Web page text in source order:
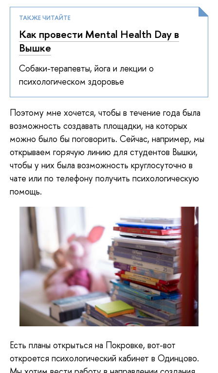
ТАКЖЕ ЧИТАЙТЕ
Как провести Mental Health Day в
Вышке
Собаки-терапевты, йога и лекции о
психологическом здоровье
Поэтому мне хочется, чтобы в течение года была
возможность создавать площадки, на которых
можно было бы поговорить. Сейчас, например, мы
открываем горячую линию для студентов Вышки,
чтобы у них была возможность круглосуточно в
чате или по телефону получить психологическую
помощь.
Есть планы открыться на Покровке, вот-вот
откроется психологический кабинет в Одинцово.